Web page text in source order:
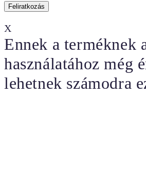
X
Ennek a terméknek
használatához még
lehetnek számodra